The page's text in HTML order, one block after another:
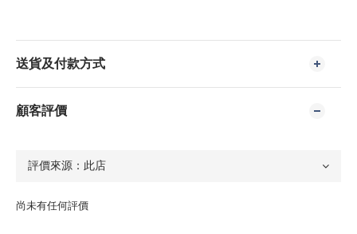
送貨及付款方式
顧客評價
尚未有任何評價